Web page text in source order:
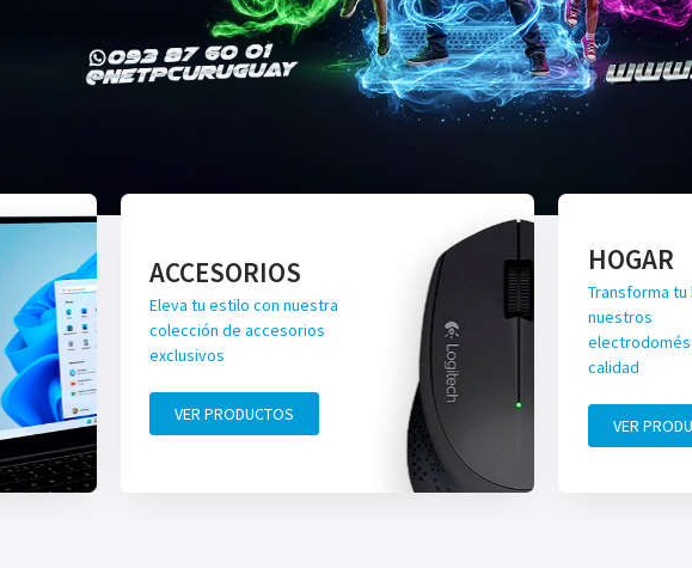
ACCESORIOS
Eleva tu estilo con nuestra
colección de accesorios
exclusivos
VER PRODUCTOS
HOGAR
Transforma tu
nuestros
calidad
VER